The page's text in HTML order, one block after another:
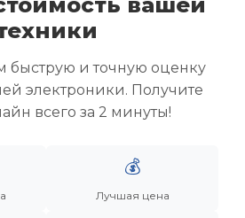
(б/у)
дисков
Смотреть еще
быструю и точную оценку
электроники. Получите
всего за 2 минуты!
💰
Лучшая цена